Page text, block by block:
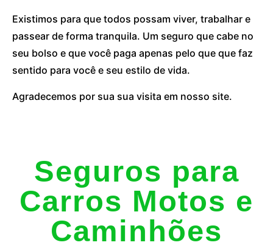
Existimos para que todos possam viver, trabalhar e
passear de forma tranquila. Um seguro que cabe no
seu bolso e que você paga apenas pelo que que faz
sentido para você e seu estilo de vida.
Agradecemos por sua sua visita em nosso site.
Seguros para
Carros Motos e
Caminhões